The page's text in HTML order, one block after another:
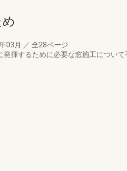
03月 ／ 全28ページ
揮するために必要な窓施工につい